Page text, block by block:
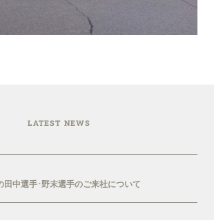
LATEST NEWS
田中選手･野末選手のご来社について